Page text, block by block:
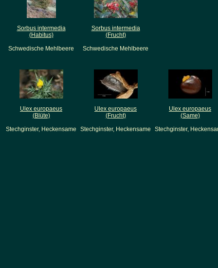
Sorbus intermedia
(Habitus)
Schwedische Mehlbeere
Sorbus intermedia
(Frucht)
Schwedische Mehlbeere
Ulex europaeus
(Blüte)
Stechginster, Heckensame
Ulex europaeus
(Frucht)
Stechginster, Heckensame
Ulex europaeus
(Same)
Stechginster,